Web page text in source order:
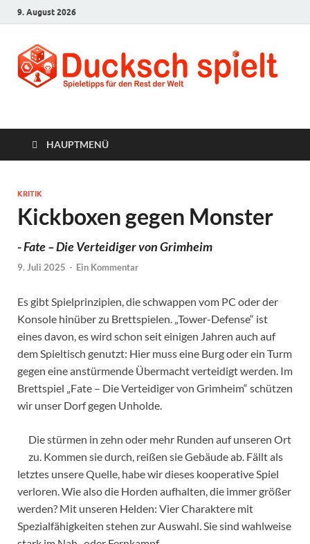
9. August 2026
Ducksch Spielt
HAUPTMENÜ
KRITIK
Kickboxen gegen Monster
-Fate – Die Verteidiger von Grimheim
9. Juli 2025 - Ein Kommentar
Es gibt Spielprinzipien, die schwappen vom PC oder der
Konsole hinüber zu Brettspielen. „Tower-Defense“ ist
eines davon, es wird schon seit einigen Jahren auch auf
dem Spieltisch genutzt: Hier muss eine Burg oder ein Turm
gegen eine anstürmende Übermacht verteidigt werden. Im
Brettspiel „Fate – Die Verteidiger von Grimheim“ schützen
wir unser Dorf gegen Unholde.
Die stürmen in zehn oder mehr Runden auf unseren Ort
zu. Kommen sie durch, reißen sie Gebäude ab. Fällt als
letztes unsere Quelle, habe wir dieses kooperative Spiel
verloren. Wie also die Horden aufhalten, die immer größer
werden? Mit unseren Helden: Vier Charaktere mit
Spezialfähigkeiten stehen zur Auswahl. Sie sind wahlweise